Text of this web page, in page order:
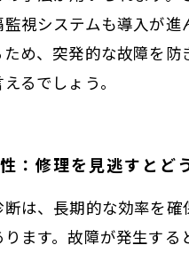
視システムも導入が
め、突発的な故障を
るでしょう。
：修理を見逃すとど
は、長期的な効率を
ます。故障が発生す